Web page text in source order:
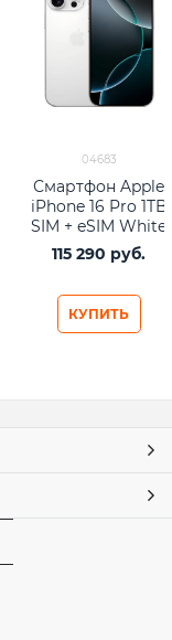
04683
Смартфон Apple
iPhone 16 Pro 1TB
SIM + eSIM White
Titanium
115 290 руб.
КУПИТЬ